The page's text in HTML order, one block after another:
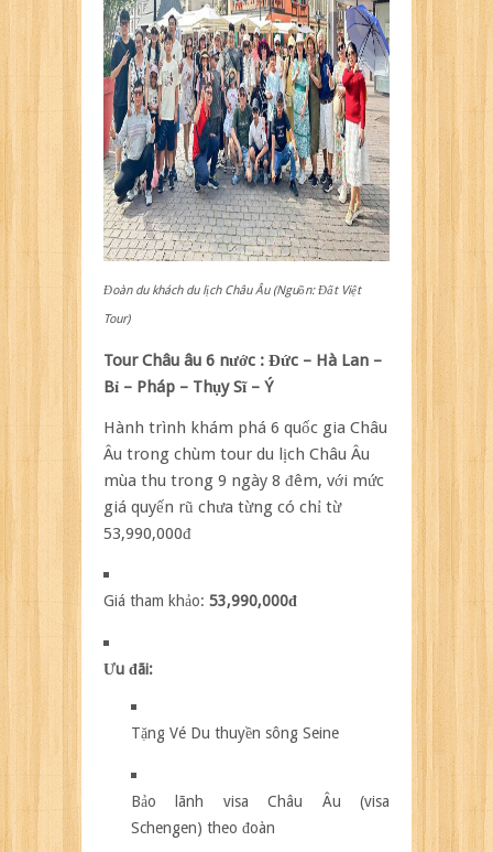
Đoàn du khách du lịch Châu Âu (Nguồn: Đất Việt
Tour)
Tour Châu âu 6 nước : Đức – Hà Lan –
Bỉ – Pháp – Thụy Sĩ – Ý
Hành trình khám phá 6 quốc gia Châu
Âu trong chùm tour du lịch Châu Âu
mùa thu trong 9 ngày 8 đêm, với mức
giá quyến rũ chưa từng có chỉ từ
53,990,000đ
Giá tham khảo: 53,990,000đ
Ưu đãi:
Tặng Vé Du thuyền sông Seine
Bảo lãnh visa Châu Âu (visa
Schengen) theo đoàn